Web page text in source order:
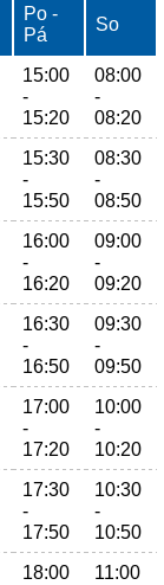
Po -
Pá
So
15:00
-
15:20
08:00
-
08:20
15:30
-
15:50
08:30
-
08:50
16:00
-
16:20
09:00
-
09:20
16:30
-
16:50
09:30
-
09:50
17:00
-
17:20
10:00
-
10:20
17:30
-
17:50
10:30
-
10:50
18:00
11:00